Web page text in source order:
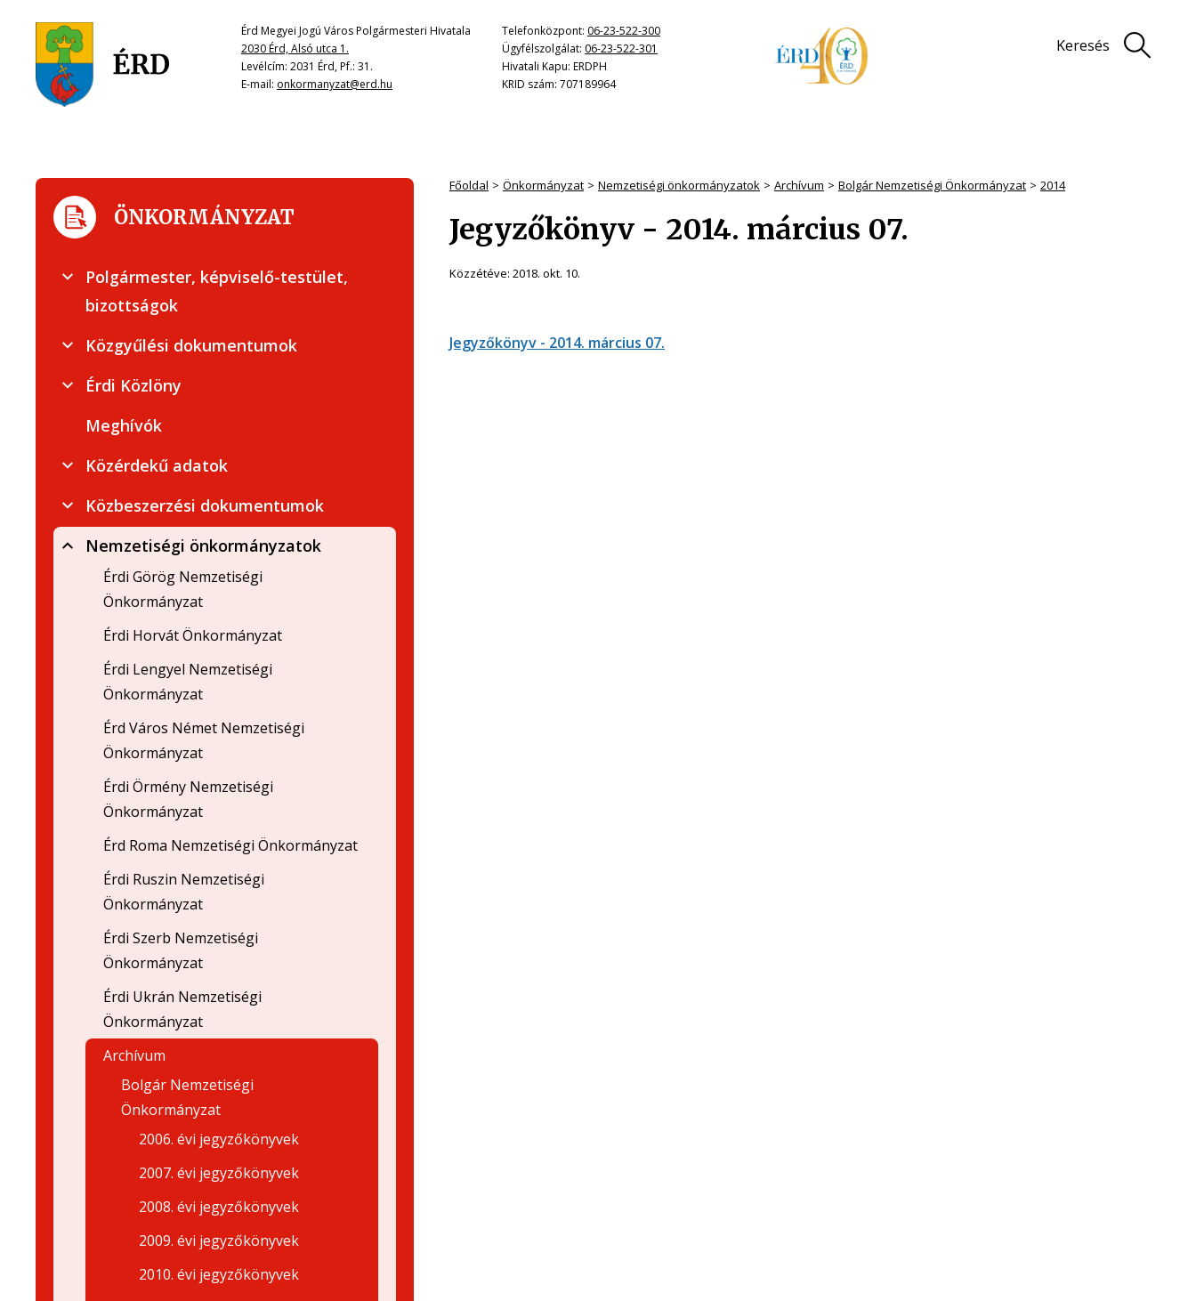
Érd Megyei Jogú Város Polgármesteri Hivatala
2030 Érd, Alsó utca 1.
Levélcím: 2031 Érd, Pf.: 31.
E-mail: onkormanyzat@erd.hu
Telefonközpont: 06-23-522-300
Ügyfélszolgálat: 06-23-522-301
Hivatali Kapu: ERDPH
KRID szám: 707189964
Keresés
Főoldal Önkormányzat Nemzetiségi önkormányzatok Archívum Bolgár Nemzetiségi Önkormányzat 2014
Jegyzőkönyv - 2014. március 07.
Közzétéve: 2018. okt. 10.
Jegyzőkönyv - 2014. március 07.
ÖNKORMÁNYZAT
Polgármester, képviselő-testület,
bizottságok
Közgyűlési dokumentumok
Érdi Közlöny
Meghívók
Közérdekű adatok
Közbeszerzési dokumentumok
Nemzetiségi önkormányzatok
Érdi Görög Nemzetiségi
Önkormányzat
Érdi Horvát Önkormányzat
Érdi Lengyel Nemzetiségi
Önkormányzat
Érd Város Német Nemzetiségi
Önkormányzat
Érdi Örmény Nemzetiségi
Önkormányzat
Érd Roma Nemzetiségi Önkormányzat
Érdi Ruszin Nemzetiségi
Önkormányzat
Érdi Szerb Nemzetiségi
Önkormányzat
Érdi Ukrán Nemzetiségi
Önkormányzat
Archívum
Bolgár Nemzetiségi
Önkormányzat
2006. évi jegyzőkönyvek
2007. évi jegyzőkönyvek
2008. évi jegyzőkönyvek
2009. évi jegyzőkönyvek
2010. évi jegyzőkönyvek